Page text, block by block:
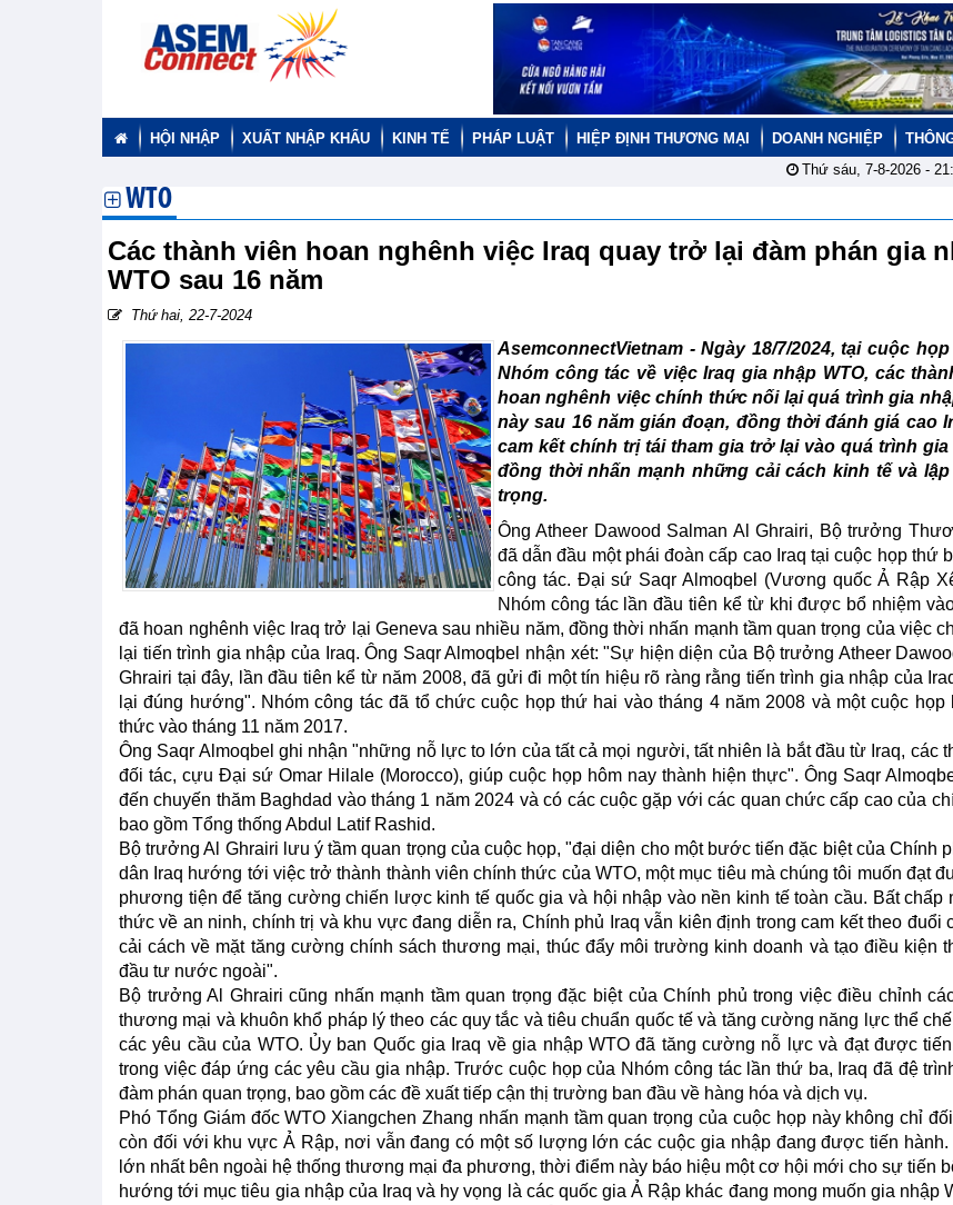
HỘI NHẬP XUẤT NHẬP KHẨU KINH TẾ PHÁP LUẬT HIỆP ĐỊNH THƯƠNG MẠI DOANH NGHIỆP
Thứ sáu, 7-8-2026 -
WTO
Các thành viên hoan nghênh việc Iraq quay trở lại đàm phán gia
WTO sau 16 năm
Thứ hai, 22-7-2024
AsemconnectVietnam -Ngày 18/7/2024, tại cuộc
Nhóm công tác về việc Iraq gia nhập WTO, các
hoan nghênh việc chính thức nối lại quá trình gia
này sau 16 năm gián đoạn, đồng thời đánh giá cao
cam kết chính trị tái tham gia trở lại vào quá trình gia
đồng thời nhấn mạnh những cải cách kinh tế và
trọng.
Ông Atheer Dawood Salman Al Ghrairi, Bộ trưởng
đã dẫn đầu một phái đoàn cấp cao Iraq tại cuộc họp thứ
công tác. Đại sứ Saqr Almoqbel (Vương quốc Ả Rập
Nhóm công tác lần đầu tiên kể từ khi được bổ nhiệm
đã hoan nghênh việc Iraq trở lại Geneva sau nhiều năm, đồng thời nhấn mạnh tầm quan trọng của việc
lại tiến trình gia nhập của Iraq. Ông Saqr Almoqbel nhận xét: "Sự hiện diện của Bộ trưởng Atheer
Ghrairi tại đây, lần đầu tiên kể từ năm 2008, đã gửi đi một tín hiệu rõ ràng rằng tiến trình gia nhập của
lại đúng hướng". Nhóm công tác đã tổ chức cuộc họp thứ hai vào tháng 4 năm 2008 và một cuộc họp
thức vào tháng 11 năm 2017.
Ông Saqr Almoqbel ghi nhận "những nỗ lực to lớn của tất cả mọi người, tất nhiên là bắt đầu từ Iraq, các
đối tác, cựu Đại sứ Omar Hilale (Morocco), giúp cuộc họp hôm nay thành hiện thực". Ông Saqr
đến chuyến thăm Baghdad vào tháng 1 năm 2024 và có các cuộc gặp với các quan chức cấp cao của
bao gồm Tổng thống Abdul Latif Rashid.
Bộ trưởng Al Ghrairi lưu ý tầm quan trọng của cuộc họp, "đại diện cho một bước tiến đặc biệt của Chính
dân Iraq hướng tới việc trở thành thành viên chính thức của WTO, một mục tiêu mà chúng tôi muốn đạt
phương tiện để tăng cường chiến lược kinh tế quốc gia và hội nhập vào nền kinh tế toàn cầu. Bất chấp
thức về an ninh, chính trị và khu vực đang diễn ra, Chính phủ Iraq vẫn kiên định trong cam kết theo đuổi
cải cách về mặt tăng cường chính sách thương mại, thúc đẩy môi trường kinh doanh và tạo điều kiện
đầu tư nước ngoài".
Bộ trưởng Al Ghrairi cũng nhấn mạnh tầm quan trọng đặc biệt của Chính phủ trong việc điều chỉnh
thương mại và khuôn khổ pháp lý theo các quy tắc và tiêu chuẩn quốc tế và tăng cường năng lực thể
các yêu cầu của WTO. Ủy ban Quốc gia Iraq về gia nhập WTO đã tăng cường nỗ lực và đạt được
trong việc đáp ứng các yêu cầu gia nhập. Trước cuộc họp của Nhóm công tác lần thứ ba, Iraq đã đệ
đàm phán quan trọng, bao gồm các đề xuất tiếp cận thị trường ban đầu về hàng hóa và dịch vụ.
Phó Tổng Giám đốc WTO Xiangchen Zhang nhấn mạnh tầm quan trọng của cuộc họp này không chỉ
còn đối với khu vực Ả Rập, nơi vẫn đang có một số lượng lớn các cuộc gia nhập đang được tiến hành.
lớn nhất bên ngoài hệ thống thương mại đa phương, thời điểm này báo hiệu một cơ hội mới cho sự tiến
hướng tới mục tiêu gia nhập của Iraq và hy vọng là các quốc gia Ả Rập khác đang mong muốn gia nhập